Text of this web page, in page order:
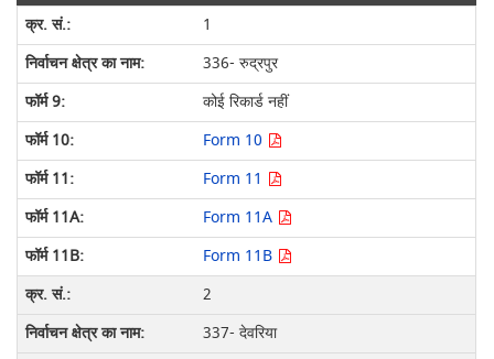
1
336- रुद्रपुर
कोई रिकार्ड नहीं
Form 10
Form 11
Form 11A
Form 11B
2
337- देवरिया